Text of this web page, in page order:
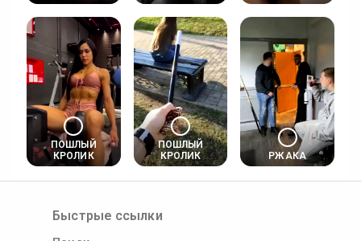
ПОШЛЫЙ
КРОЛИК
ПОШЛЫЙ
КРОЛИК
РЖАКА
Быстрые ссылки